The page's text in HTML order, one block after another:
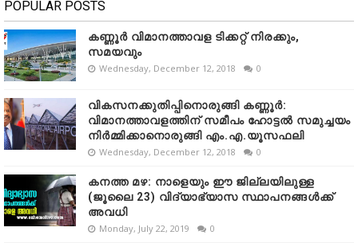
POPULAR POSTS
കണ്ണൂർ വിമാനത്താവള ടിക്കറ്റ് നിരക്കും,
സമയവും
Wednesday, December 12, 2018 0
വികസനക്കുതിപ്പിനൊരുങ്ങി കണ്ണൂർ:
വിമാനത്താവളത്തിന് സമീപം ഹോട്ടൽ സമുച്ചയം
നിർമ്മിക്കാനൊരുങ്ങി എം.എ.യൂസഫലി
Wednesday, December 12, 2018 0
കനത്ത മഴ: നാളെയും ഈ ജില്ലയിലുള്ള
(ജൂലൈ 23) വിദ്യാഭ്യാസ സ്ഥാപനങ്ങൾക്ക്
അവധി
Monday, July 22, 2019 0